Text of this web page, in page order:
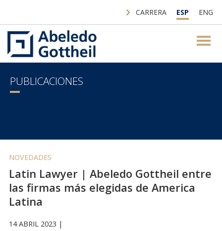
CARRERA ESP ENG
PUBLICACIONES
NOVEDADES
Latin Lawyer | Abeledo Gottheil entre
las firmas más elegidas de America
Latina
14 ABRIL 2023 |